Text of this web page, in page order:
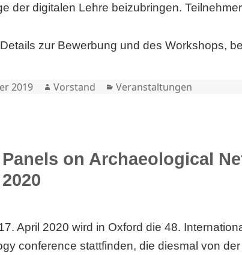
der digitalen Lehre beizubringen.
zur Bewerbung und des Workshops,
2019 Author
Vorstand Categories
Veranstaltungen
Panels on Archaeological
2020
April 2020 wird in Oxford die 48.
conference stattfinden, die diesmal von